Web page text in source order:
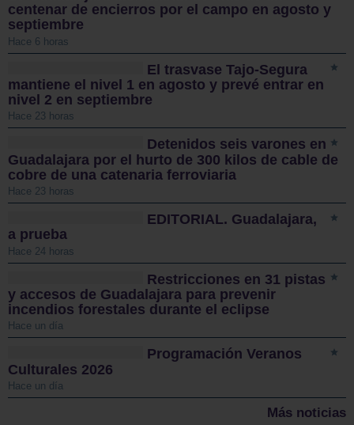
centenar de encierros por el campo en agosto y
septiembre
Hace 6 horas
El trasvase Tajo-Segura
mantiene el nivel 1 en agosto y prevé entrar en
nivel 2 en septiembre
Hace 23 horas
Detenidos seis varones en
Guadalajara por el hurto de 300 kilos de cable de
cobre de una catenaria ferroviaria
Hace 23 horas
EDITORIAL. Guadalajara,
a prueba
Hace 24 horas
Restricciones en 31 pistas
y accesos de Guadalajara para prevenir
incendios forestales durante el eclipse
Hace un día
Programación Veranos
Culturales 2026
Hace un día
Más noticias